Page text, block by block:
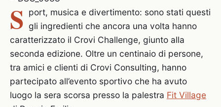
S port, musica e divertimento: sono stati questi
gli ingredienti che ancora una volta hanno
caratterizzato il Crovi Challenge, giunto alla
seconda edizione. Oltre un centinaio di persone,
tra amici e clienti di Crovi Consulting, hanno
partecipato all’evento sportivo che ha avuto
luogo la sera scorsa presso la palestra Fit Village